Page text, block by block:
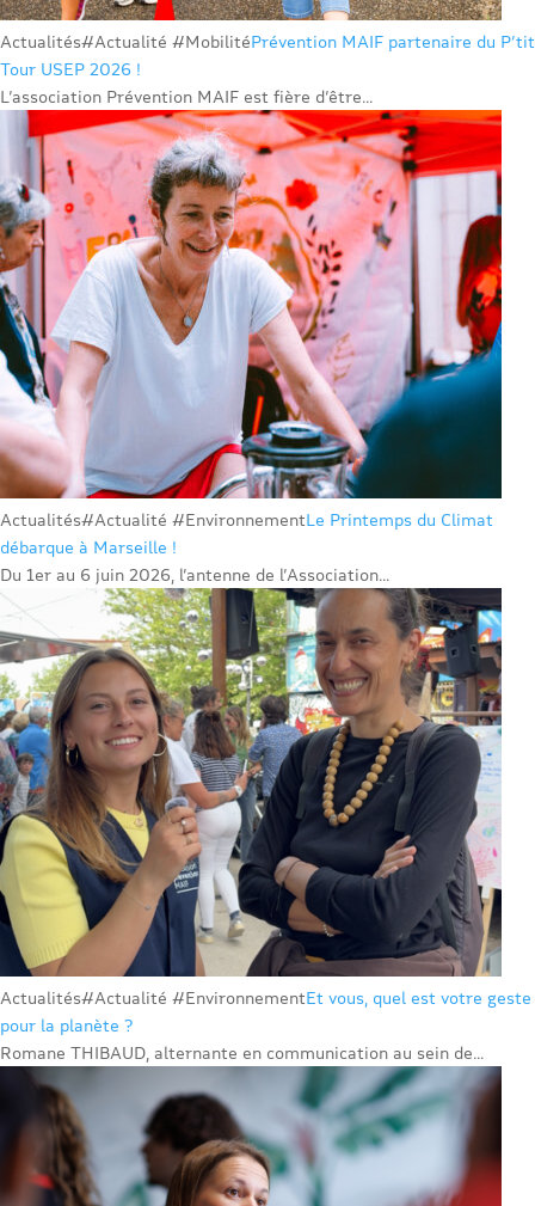
Actualités#Actualité #MobilitéPrévention MAIF partenaire du P’tit
Tour USEP 2026 !
L’association Prévention MAIF est fière d’être...
Actualités#Actualité #EnvironnementLe Printemps du Climat
débarque à Marseille !
Du 1er au 6 juin 2026, l’antenne de l’Association...
Actualités#Actualité #EnvironnementEt vous, quel est votre geste
pour la planète ?
Romane THIBAUD, alternante en communication au sein de...